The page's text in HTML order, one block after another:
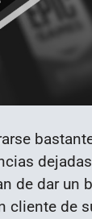
de dar un
cliente de